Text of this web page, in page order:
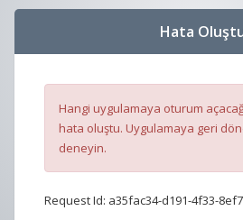
Hata
Hangi uygulamaya oturum
hata oluştu. Uygulamaya geri
deneyin.
Request Id: a35fac34-d191-4f33-